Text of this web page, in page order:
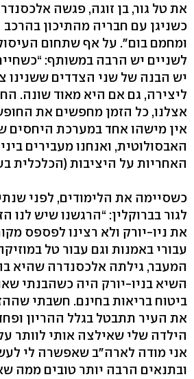
את טל גור, בן זוגה, פגשה
כשניגן עם חבריה מהתיכון
ומחמם בום". על אף שתחום
לשניים יש הרבה במשותף:
יש הבנה של שני הצדדים ששנינו
ליצירה, גם אם היא מאוד שונה.
אצלנו, כל הזמן מחפשים את
אין מישהו אחד במערכת היחסים
האבסולוטית, ואנחנו מעבירים
האחריות על היציבות (הכלכלית
כשסיימה את הלימודים, לפני
לגור בברוקלין: “הרגשנו שיש לנו
את ניו-יורק ולא רצינו לפספס
עבורי באמנות וגם עבור טל
המעבר, גילתה אלכסנדרה שהיא
השיא בניו-יורק היה כשהבנתי
ביטוח בריאות בחינם. חשבתי
את העיר תתבטל בגלל ההריון
הילדה שלי שאילצה אותי לוותר
אני מודה לארה"ב שאפשרה לי
ובתנאים הרבה יותר טובים ממה